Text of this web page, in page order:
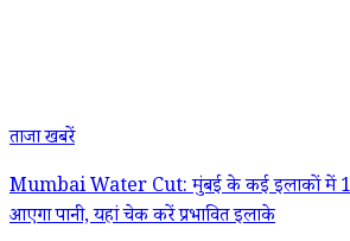
ताजा खबरें
Mumbai Water Cut: मुंबई के कई इलाकों में
आएगा पानी, यहां चेक करें प्रभावित इलाके